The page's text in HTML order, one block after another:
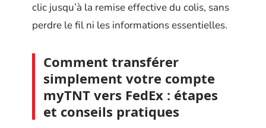
clic jusqu’à la remise effective du colis, sans
perdre le fil ni les informations essentielles.
Comment transférer
simplement votre compte
myTNT vers FedEx : étapes
et conseils pratiques